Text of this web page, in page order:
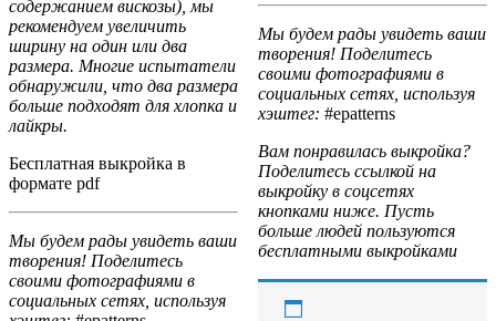
содержанием вискозы), мы
рекомендуем увеличить
ширину на один или два
размера. Многие испытатели
обнаружили, что два размера
больше подходят для хлопка и
лайкры.
Бесплатная выкройка в
формате pdf
Мы будем рады увидеть ваши
творения! Поделитесь
своими фотографиями в
социальных сетях, используя
Мы будем рады увидеть ваши
творения! Поделитесь
своими фотографиями в
социальных сетях, используя
хэштег: #epatterns
Вам понравилась выкройка?
Поделитесь ссылкой на
выкройку в соцсетях
кнопками ниже. Пусть
больше людей пользуются
бесплатными выкройками